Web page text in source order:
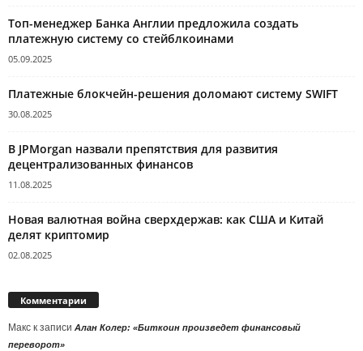
Топ-менеджер Банка Англии предложила создать
платежную систему со стейблкоинами
05.09.2025
Платежные блокчейн-решения доломают систему SWIFT
30.08.2025
В JPMorgan назвали препятствия для развития
децентрализованных финансов
11.08.2025
Новая валютная война сверхдержав: как США и Китай
делят криптомир
02.08.2025
Комментарии
Макс к записи Алан Колер: «Биткоин произведет финансовый
переворот»